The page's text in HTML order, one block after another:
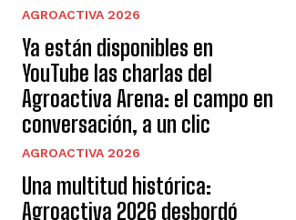
AGROACTIVA 2026
Ya están disponibles en
YouTube las charlas del
Agroactiva Arena: el campo en
conversación, a un clic
AGROACTIVA 2026
Una multitud histórica:
Agroactiva 2026 desbordó